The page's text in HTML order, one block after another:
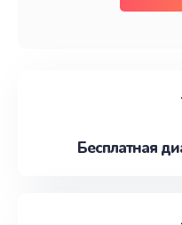
Бесплатная